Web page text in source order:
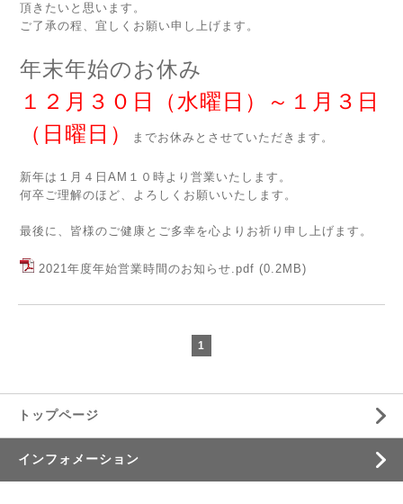
頂きたいと思います。
ご了承の程、宜しくお願い申し上げます。
年末年始のお休み
１２月３０日（水曜日）～１月３日
（日曜日）
までお休みとさせていただきます。
新年は１月４日 AM １０時より営業いたします。
何卒ご理解のほど、よろしくお願いいたします。
最後に、皆様のご健康とご多幸を心よりお祈り申し上げます。
2021年度年始営業時間のお知らせ.pdf (0.2MB)
1
トップページ
インフォメーション